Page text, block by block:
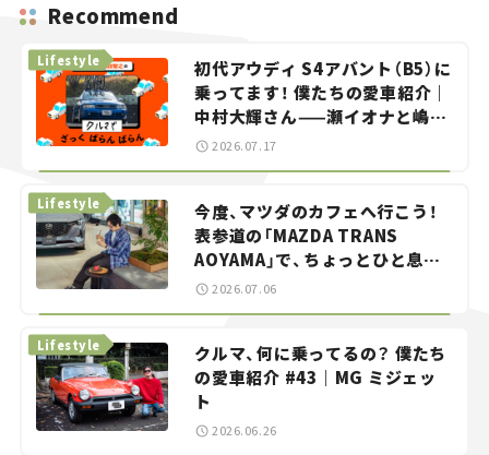
Recommend
初代アウディ S4アバント（B5）に
乗ってます！ 僕たちの愛車紹介｜
中村大輝さん——瀬イオナと嶋田
智之の「クルマでざっくばらんば
Lifestyle
2026.07.17
今度、マツダのカフェへ行こう！
表参道の「MAZDA TRANS
AOYAMA」で、ちょっとひと息。
——連載｜CCGとクルマでどうす
Lifestyle
2026.07.06
クルマ、何に乗ってるの？ 僕たち
の愛車紹介 #43｜MG ミジェッ
ト
Lifestyle
2026.06.26